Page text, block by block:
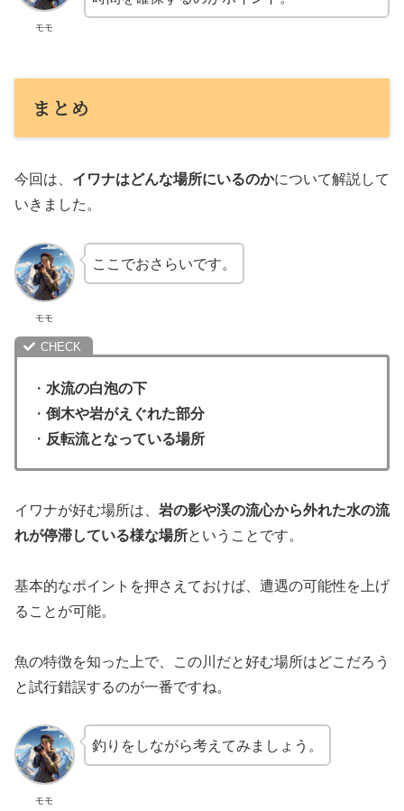
モモ
まとめ
今回は、 イワナはどんな場所にいるのかについて解説して
いきました。
モモ
ここでおさらいです。
・ 水流の白泡の下
・ 倒木や岩がえぐれた部分
・ 反転流となっている場所
イワナが好む場所は、 岩の影や渓の流心から外れた水の流
れが停滞している様な場所ということです。
基本的なポイントを押さえておけば、遭遇の可能性を上げ
ることが可能。
魚の特徴を知った上で、この川だと好む場所はどこだろう
と試行錯誤するのが一番ですね。
モモ
釣りをしながら考えてみましょう。